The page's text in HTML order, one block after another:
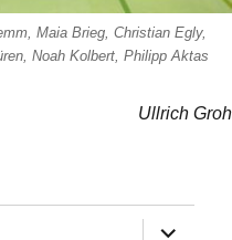
Maia Brieg, Christian Egly,
Noah Kolbert, Philipp Aktas
Ullrich Groh